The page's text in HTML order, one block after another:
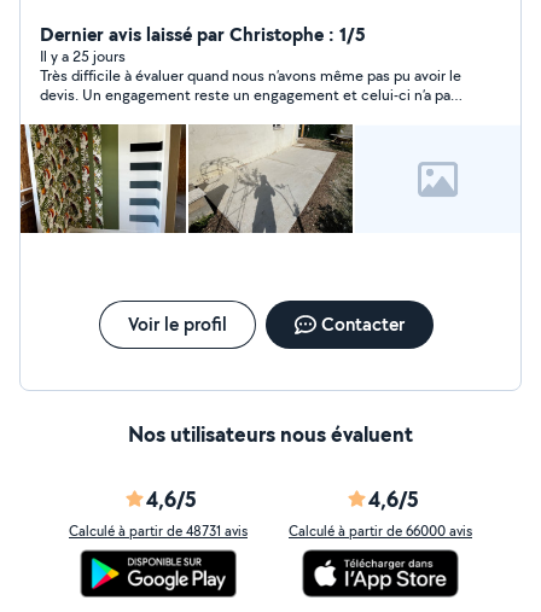
des travaux intérieurs: peinture, bande à joint , plaque
de plâtre Je reste à votre disposition pour plus de
questions. Baptiste
Dernier avis laissé par Christophe : 1/5
Il y a 25 jours
Très difficile à évaluer quand nous n’avons même pas pu avoir le
devis. Un engagement reste un engagement et celui-ci n’a pas
le ferons pas avec Baptiste, une parole est une parole
Voir le profil Contacter
Nos utilisateurs nous évaluent
4,6/5
Calculé à partir de 48731 avis
4,6/5
Calculé à partir de 66000 avis